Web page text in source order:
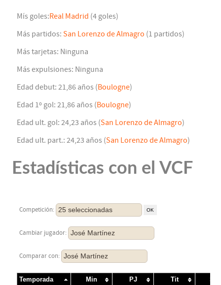
Mís goles:Real Madrid (4 goles)
Más partidos: San Lorenzo de Almagro (1 partidos)
Más tarjetas: Ninguna
Más expulsiones: Ninguna
Edad debut: 21,86 años (Boulogne)
Edad 1º gol: 21,86 años (Boulogne)
Edad ult. gol: 24,23 años (San Lorenzo de Almagro)
Edad ult. part.: 24,23 años (San Lorenzo de Almagro)
Estadísticas con el VCF
Competición: 25 seleccionadas
Cambiar jugador: José Martínez
Comparar con: José Martínez
Temporada Min PJ Tit